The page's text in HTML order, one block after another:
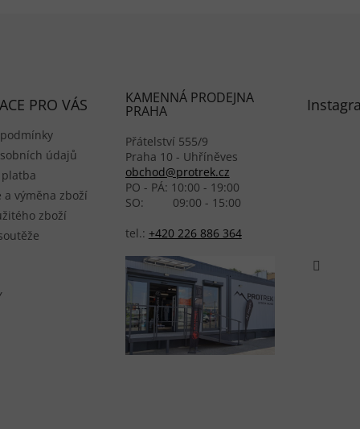
PRO VÁS
údajů
a výměna zboží
zboží
KAMENNÁ PRODEJNA
PRAHA
Přátelství 555/9
Praha 10 - Uhříněves
obchod@protrek.cz
PO - PÁ: 10:00 - 19:00
SO: 09:00 - 15:00
tel.: +420 226 886 364